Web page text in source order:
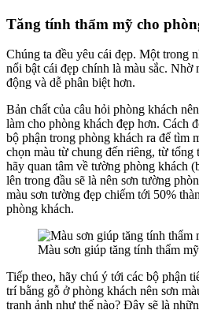
Tăng tính thẩm mỹ cho
Chúng ta đều yêu cái đẹp. Một trong
nổi bật cái đẹp chính là màu sắc. Nhờ
động và dễ phân biệt hơn.
Bản chất của câu hỏi phòng khách
làm cho phòng khách đẹp hơn. Cách
bộ phận trong phòng khách ra để tìm
chọn màu từ chung đến riêng, từ tổng
hãy quan tâm về tường phòng khách
lên trong đầu sẽ là nên sơn tường
màu sơn tường đẹp chiếm tới 50%
phòng khách.
Màu sơn giúp tăng tính thẩm
Tiếp theo, hãy chú ý tới các bộ phận
trí bằng gỗ ở phòng khách nên sơn
tranh ảnh như thế nào? Đây sẽ là